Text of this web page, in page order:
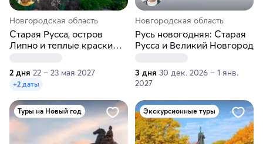
Новгородская область
Старая Русса, остров
Липно и теплые краски
2 дня 22 – 23 мая 2027
+2 даты
Новгородская область
Русь новогодняя: Старая
Русса и Великий Новгород
3 дня 30 дек. 2026 – 1 янв.
2027
Туры на Новый год Экскурсионные туры